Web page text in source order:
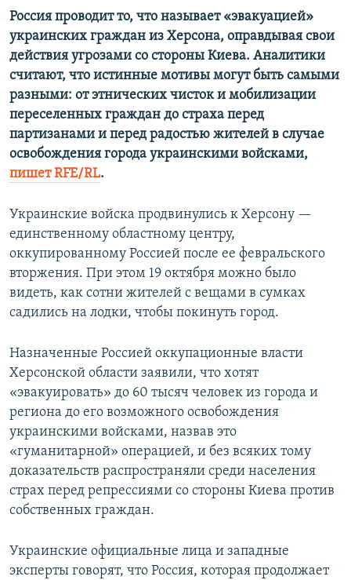
Россия проводит то, что называет «эвакуацией»
украинских граждан из Херсона, оправдывая свои
действия угрозами со стороны Киева. Аналитики
считают, что истинные мотивы могут быть самыми
разными: от этнических чисток и мобилизации
переселенных граждан до страха перед
партизанами и перед радостью жителей в случае
освобождения города украинскими войсками,
пишет RFE/RL.
Украинские войска продвинулись к Херсону —
единственному областному центру,
оккупированному Россией после ее февральского
вторжения. При этом 19 октября можно было
видеть, как сотни жителей с вещами в сумках
садились на лодки, чтобы покинуть город.
Назначенные Россией оккупационные власти
Херсонской области заявили, что хотят
«эвакуировать» до 60 тысяч человек из города и
региона до его возможного освобождения
украинскими войсками, назвав это
«гуманитарной» операцией, и без всяких тому
доказательств распространяли среди населения
страх перед репрессиями со стороны Киева против
собственных граждан.
Украинские официальные лица и западные
эксперты говорят, что Россия, которая продолжает